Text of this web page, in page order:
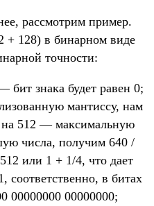
рас­смот­рим при­мер.
+ 128) в бинар­ном виде
точ­ности:
бит зна­ка будет равен 0;
ман­тиссу, нам
на 512 — мак­сималь­ную
чис­ла, получим 640 /
или 1 + 1/4, что дает
соот­ветс­твен­но, в битах
00000000 00000000;